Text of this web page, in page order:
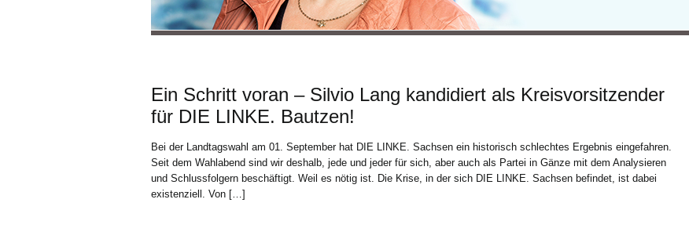
Ein Schritt voran – Silvio Lang kandidiert als Kreisvorsitzender
für DIE LINKE. Bautzen!
Bei der Landtagswahl am 01. September hat DIE LINKE. Sachsen ein historisch schlechtes Ergebnis eingefahren.
Seit dem Wahlabend sind wir deshalb, jede und jeder für sich, aber auch als Partei in Gänze mit dem Analysieren
und Schlussfolgern beschäftigt. Weil es nötig ist. Die Krise, in der sich DIE LINKE. Sachsen befindet, ist dabei
existenziell. Von […]